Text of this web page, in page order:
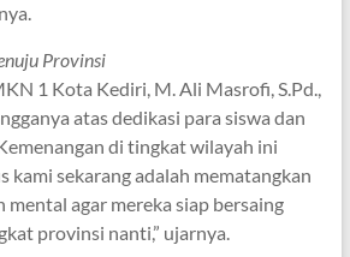
Provinsi
1 Kota Kediri, M. Ali Masrofi, S.Pd.,
atas dedikasi para siswa dan
di tingkat wilayah ini
kami sekarang adalah mematangkan
mental agar mereka siap bersaing
provinsi nanti,” ujarnya.